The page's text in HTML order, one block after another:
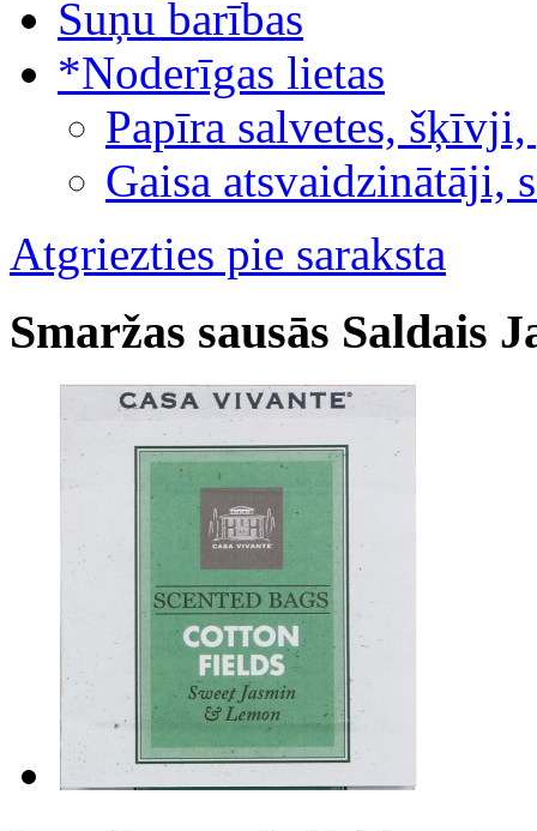
Suņu barības
*Noderīgas lietas
Papīra salvetes,
Gaisa atsvaidzinātāji,
Atgriezties pie saraksta
Smaržas sausās Saldais